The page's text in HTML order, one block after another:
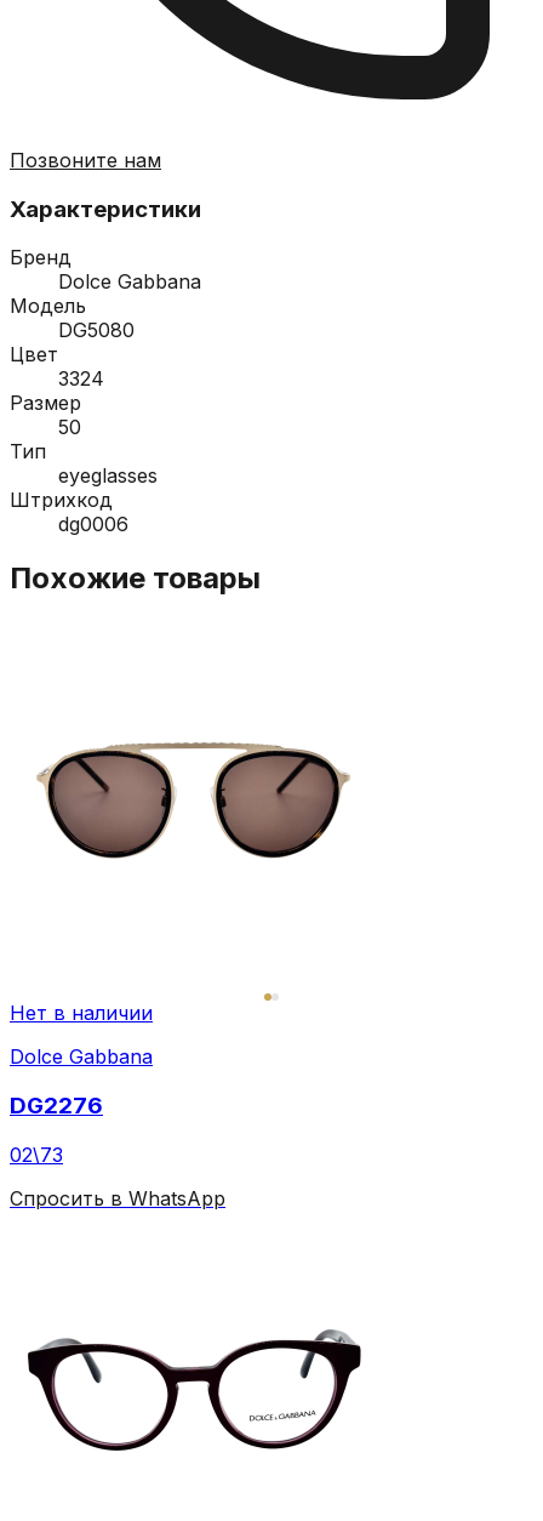
Позвоните нам
Характеристики
Бренд
Dolce Gabbana
Модель
DG5080
Цвет
3324
Размер
50
Тип
eyeglasses
Штрихкод
dg0006
Похожие товары
Нет в наличии
Dolce Gabbana
DG2276
02\73
Спросить в WhatsApp